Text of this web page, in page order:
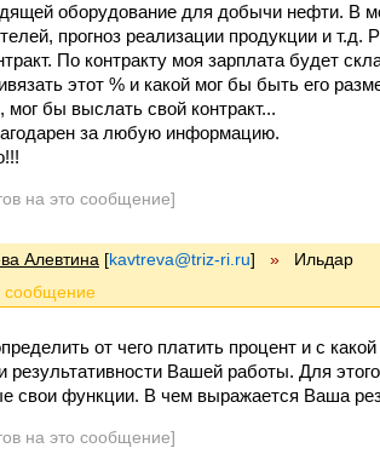
оборудование для добычи нефти. В
прогноз реализации продукции и
По контракту моя зарплата будет
этот % и какой мог бы быть его
мог бы выслать свой контракт...
за любую информацию.
на это сообщение]
Алевтина [kavtreva@triz-ri.ru] » Ильдар
от чего платить процент и с
результативности Вашей работы. Для
свои функции. В чем выражается Ваша
на это сообщение]